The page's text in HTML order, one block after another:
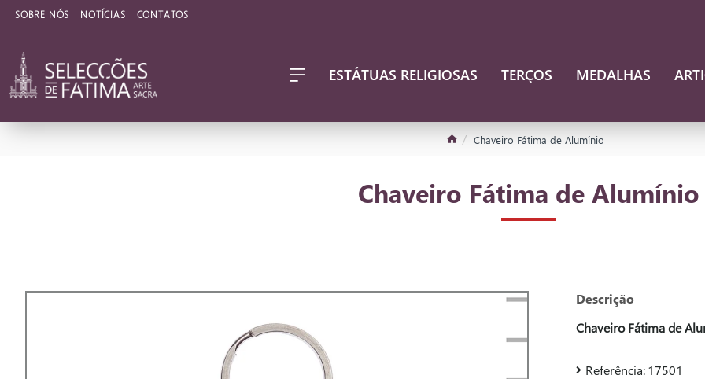
SOBRE NÓS NOTÍCIAS CONTATOS
ESTÁTUAS RELIGIOSAS TERÇOS MEDALHAS
Chaveiro Fátima de Alumínio
Chaveiro Fátima de Alumínio
Descrição
Chaveiro Fátima de
Referência:17501